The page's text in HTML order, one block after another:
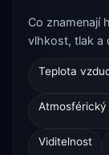
Co znamenají
vlhkost, tlak a
Teplota
Atmosférický
Viditelnost